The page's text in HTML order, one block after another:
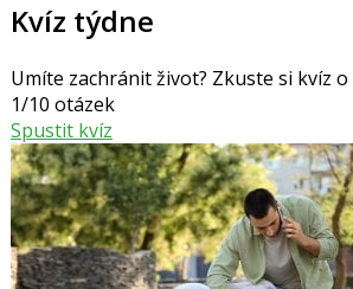
Kvíz týdne
Umíte zachránit život? Zkuste si kvíz
1/10 otázek
Spustit kvíz